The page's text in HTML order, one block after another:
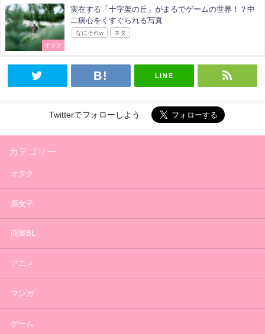
オタク
実在する「十字架の丘」がまるでゲームの世界！？中
二病心をくすぐられる写真
なにそれw ネタ
LINE
Twitterでフォローしよう
カテゴリー
オタク
腐女子
商業BL
アニメ
マンガ
ゲーム